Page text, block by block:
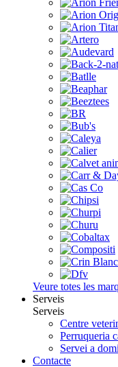
Veure totes les
Serveis
Serveis
Centre
Perruqueria
Servei a
Contacte